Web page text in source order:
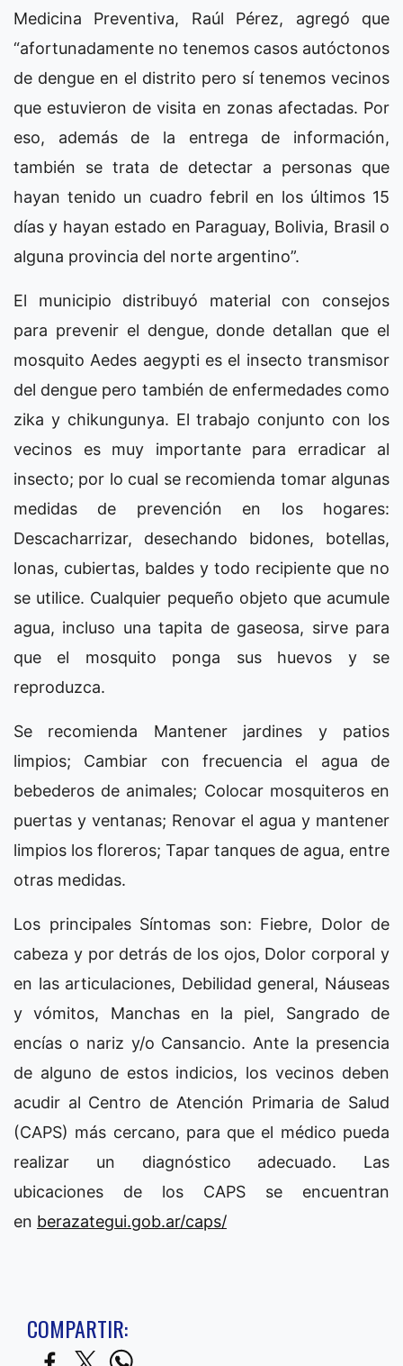
Medicina Preventiva, Raúl Pérez, agregó que
“afortunadamente no tenemos casos autóctonos
de dengue en el distrito pero sí tenemos vecinos
que estuvieron de visita en zonas afectadas. Por
eso, además de la entrega de información,
también se trata de detectar a personas que
hayan tenido un cuadro febril en los últimos 15
días y hayan estado en Paraguay, Bolivia, Brasil o
alguna provincia del norte argentino”.
El municipio distribuyó material con consejos
para prevenir el dengue, donde detallan que el
mosquito Aedes aegypti es el insecto transmisor
del dengue pero también de enfermedades como
zika y chikungunya. El trabajo conjunto con los
vecinos es muy importante para erradicar al
insecto; por lo cual se recomienda tomar algunas
medidas de prevención en los hogares:
Descacharrizar, desechando bidones, botellas,
lonas, cubiertas, baldes y todo recipiente que no
se utilice. Cualquier pequeño objeto que acumule
agua, incluso una tapita de gaseosa, sirve para
que el mosquito ponga sus huevos y se
reproduzca.
Se recomienda Mantener jardines y patios
limpios; Cambiar con frecuencia el agua de
bebederos de animales; Colocar mosquiteros en
puertas y ventanas; Renovar el agua y mantener
limpios los floreros; Tapar tanques de agua, entre
otras medidas.
Los principales Síntomas son: Fiebre, Dolor de
cabeza y por detrás de los ojos, Dolor corporal y
en las articulaciones, Debilidad general, Náuseas
y vómitos, Manchas en la piel, Sangrado de
encías o nariz y/o Cansancio. Ante la presencia
de alguno de estos indicios, los vecinos deben
acudir al Centro de Atención Primaria de Salud
(CAPS) más cercano, para que el médico pueda
realizar un diagnóstico adecuado. Las
ubicaciones de los CAPS se encuentran
en berazategui.gob.ar/caps/
COMPARTIR: